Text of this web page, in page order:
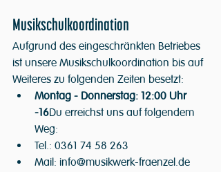
Musikschulkoordination
Aufgrund des eingeschränkten Betriebes
ist unsere Musikschulkoordination bis auf
Weiteres zu folgenden Zeiten besetzt:
Montag - Donnerstag: 12:00 Uhr
-16Du erreichst uns auf folgendem
Weg:
Tel.: 0361 74 58 263
Mail: info@musikwerk-fraenzel.de